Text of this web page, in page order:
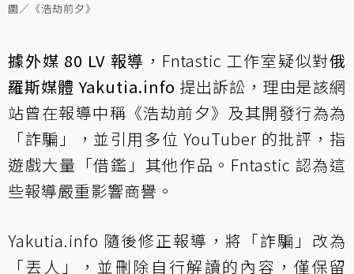
圖／《浩劫前夕》
據外媒 80 LV 報導 ，Fntastic 工作室疑似對俄
羅斯媒體 Yakutia.info 提出訴訟，理由是該網
站曾在報導中稱《浩劫前夕》及其開發行為為
「詐騙」，並引用多位 YouTuber 的批評，指
遊戲大量「借鑑」其他作品。Fntastic 認為這
些報導嚴重影響商譽。
Yakutia.info 隨後修正報導，將「詐騙」改為
「丟人」，並刪除自行解讀的內容，僅保留